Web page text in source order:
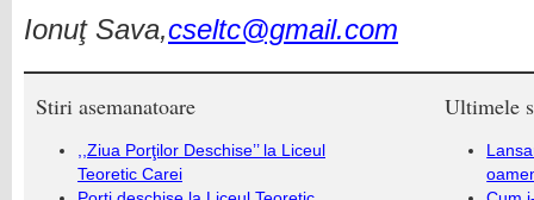
Ionuţ Sava,cseltc@gmail.com
Stiri asemanatoare
,,Ziua Porţilor Deschise’’ la Liceul
Teoretic Carei
Ultimele